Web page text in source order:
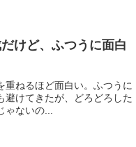
けど、ふつうに面白
ねるほど面白い。ふつうに
けてきたが、どろどろした
ないの...